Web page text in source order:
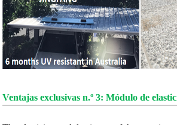
Ventajas exclusivas n.º 3: Módulo de